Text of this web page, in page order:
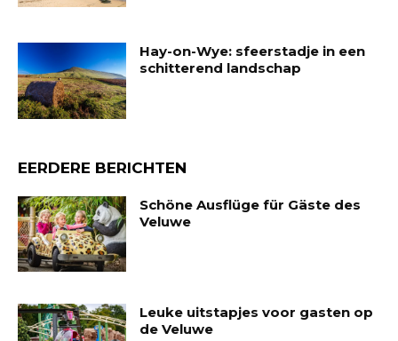
Hay-on-Wye: sfeerstadje in een
schitterend landschap
EERDERE BERICHTEN
Schöne Ausflüge für Gäste des
Veluwe
Leuke uitstapjes voor gasten op
de Veluwe